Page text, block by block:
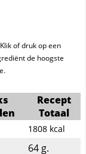
of druk op een
de hoogste
Recept
Totaal
1808 kcal
64 g.